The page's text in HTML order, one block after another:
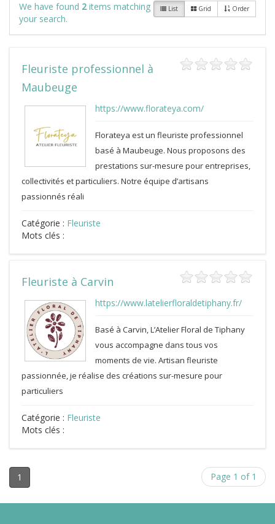
List Grid Order
We have found 2items matching
your search.
Fleuriste professionnel à
Maubeuge
https://www.florateya.com/
Florateya est un fleuriste professionnel
basé à Maubeuge. Nous proposons des
prestations sur-mesure pour entreprises,
collectivités et particuliers. Notre équipe d’artisans
passionnés réali
Catégorie : Fleuriste
Mots clés :
Fleuriste à Carvin
https://www.latelierfloraldetiphany.fr/
Basé à Carvin, L’Atelier Floral de Tiphany
vous accompagne dans tous vos
moments de vie. Artisan fleuriste
passionnée, je réalise des créations sur-mesure pour
particuliers
Catégorie : Fleuriste
Mots clés :
1 Page 1 of 1